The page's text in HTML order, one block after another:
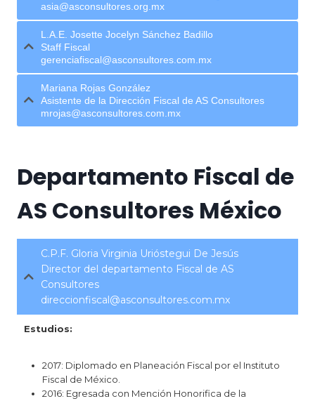
asia@asconsultores.org.mx
L.A.E. Josette Jocelyn Sánchez Badillo
Staff Fiscal
gerenciafiscal@asconsultores.com.mx
Mariana Rojas González
Asistente de la Dirección Fiscal de AS Consultores
mrojas@asconsultores.com.mx
Departamento Fiscal de
AS Consultores México
C.P.F. Gloria Virginia Urióstegui De Jesús
Director del departamento Fiscal de AS
Consultores
direccionfiscal@asconsultores.com.mx
Estudios:
2017: Diplomado en Planeación Fiscal por el Instituto
Fiscal de México.
2016: Egresada con Mención Honorifica de la